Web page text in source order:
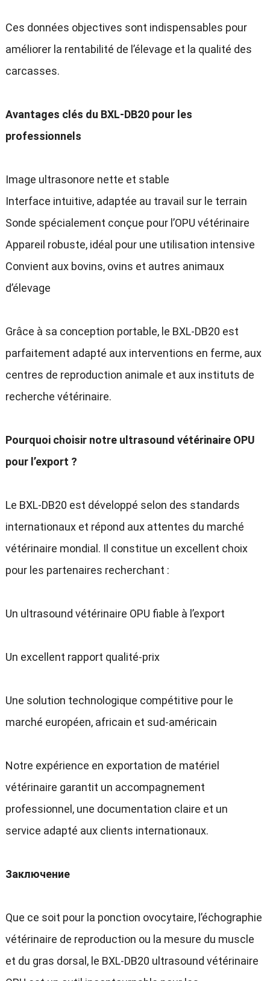
Ces données objectives sont indispensables pour
améliorer la rentabilité de l’élevage et la qualité des
carcasses.
Avantages clés du BXL-DB20 pour les
professionnels
Image ultrasonore nette et stable
Interface intuitive, adaptée au travail sur le terrain
Sonde spécialement conçue pour l’OPU vétérinaire
Appareil robuste, idéal pour une utilisation intensive
Convient aux bovins, ovins et autres animaux
d’élevage
Grâce à sa conception portable, le BXL-DB20 est
parfaitement adapté aux interventions en ferme, aux
centres de reproduction animale et aux instituts de
recherche vétérinaire.
Pourquoi choisir notre ultrasound vétérinaire OPU
pour l’export ?
Le BXL-DB20 est développé selon des standards
internationaux et répond aux attentes du marché
vétérinaire mondial . Il constitue un excellent choix
pour les partenaires recherchant :
Un ultrasound vétérinaire OPU fiable à l’export
Un excellent rapport qualité-prix
Une solution technologique compétitive pour le
marché européen, africain et sud-américain
Notre expérience en exportation de matériel
vétérinaire garantit un accompagnement
professionnel , une documentation claire et un
service adapté aux clients internationaux.
Заключение
Que ce soit pour la ponction ovocytaire, l’échographie
vétérinaire de reproduction ou la mesure du muscle
et du gras dorsal , le BXL-DB20 ultrasound vétérinaire